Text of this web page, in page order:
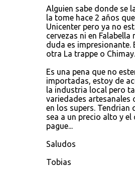
Alguien sabe donde se
la tome hace 2 años
Unicenter pero ya no
cervezas ni en Falabella
duda es impresionante.
otra La trappe o
Es una pena que no
importadas, estoy de
la industria local pero
variedades artesanales
en los supers. Tendrian
sea a un precio alto y el
pague...
Saludos
Tobias